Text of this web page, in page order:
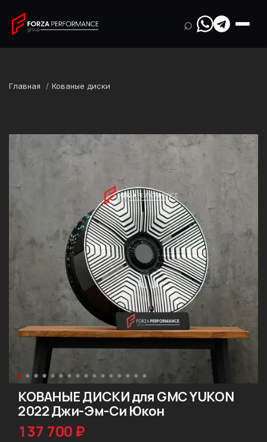
⌕
Главная Кованые диски
КОВАНЫЕ ДИСКИ для GMC YUKON
2022 Джи-Эм-Си Юкон
137 700 ₽